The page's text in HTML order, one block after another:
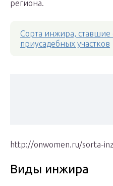
региона.
Сорта инжира,
приусадебных участков
http://onwomen.ru/sorta-
Виды инжира